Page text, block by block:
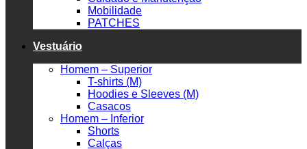
Mobilidade
PATCHES
Vestuário
Homem – Superior
T-shirts (M)
Hoodies e Sleeves (M)
Casacos
Homem – Inferior
Shorts
Calças